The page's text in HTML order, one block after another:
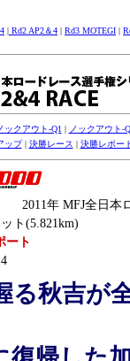
| Rd2 AP2＆4 | Rd3 MOTEGI |
ックアウト-Q1 | ノックアウト-
ップ| 決勝レース | 決勝レポー
年 MFJ全日本
ト(5.821km)
ート
る秋吉が